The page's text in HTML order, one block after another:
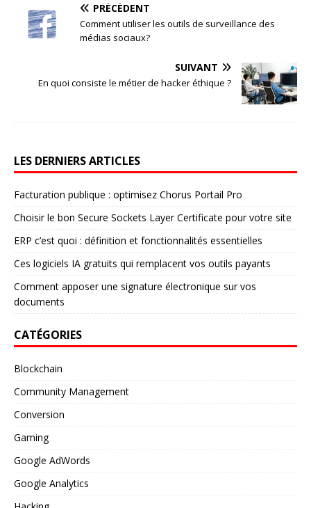
PRÉCÉDENT
Comment utiliser les outils de surveillance des
médias sociaux?
SUIVANT
En quoi consiste le métier de hacker éthique ?
LES DERNIERS ARTICLES
Facturation publique : optimisez Chorus Portail Pro
Choisir le bon Secure Sockets Layer Certificate pour votre site
ERP c’est quoi : définition et fonctionnalités essentielles
Ces logiciels IA gratuits qui remplacent vos outils payants
Comment apposer une signature électronique sur vos
documents
CATÉGORIES
Blockchain
Community Management
Conversion
Gaming
Google AdWords
Google Analytics